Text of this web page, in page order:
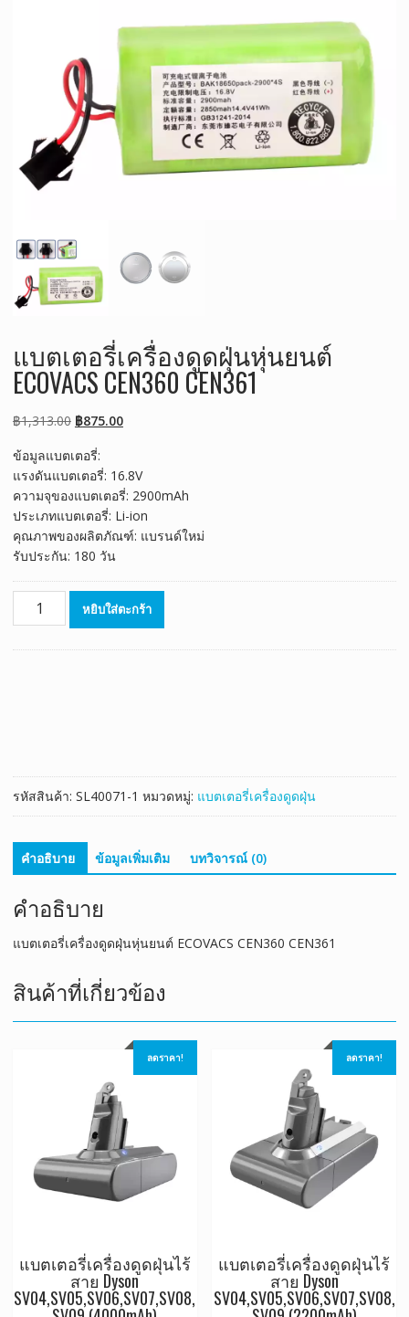
แบตเตอรี่เครื่องดูดฝุ่นหุ่นยนต์
ECOVACS CEN360 CEN361
฿1,313.00 Original
was:
฿1,313.00.
฿875.00Current
฿875.00.
ข้อมูลแบตเตอรี่:
แรงดันแบตเตอรี่: 16.8V
ความจุของแบตเตอรี่: 2900mAh
ประเภทแบตเตอรี่: Li-ion
คุณภาพของผลิตภัณฑ์: แบรนด์ใหม่
รับประกัน: 180 วัน
จำนวน
แบตเตอรี่
CEN361
ชิ้น
หยิบใส่ตะกร้า
รหัสสินค้า: SL40071-1 หมวดหมู่: แบตเตอรี่เครื่องดูดฝุ่น
คำอธิบาย ข้อมูลเพิ่มเติม บทวิจารณ์ (0)
คำอธิบาย
แบตเตอรี่เครื่องดูดฝุ่นหุ่นยนต์ ECOVACS CEN360 CEN361
สินค้าที่เกี่ยวข้อง
ลดราคา!
แบตเตอรี่เครื่องดูดฝุ่นไร้
สาย Dyson
SV04,SV05,SV06,SV07,SV08,
ลดราคา!
แบตเตอรี่เครื่องดูดฝุ่นไร้
สาย Dyson
SV04,SV05,SV06,SV07,SV08,